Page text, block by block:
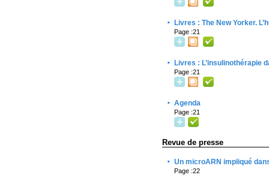
· Livres : The New Yorker.
Page :21
· Livres : L’insulinothérapie
Page :21
· Agenda
Page :21
Revue de presse
· Un microARN impliqué
Page :22